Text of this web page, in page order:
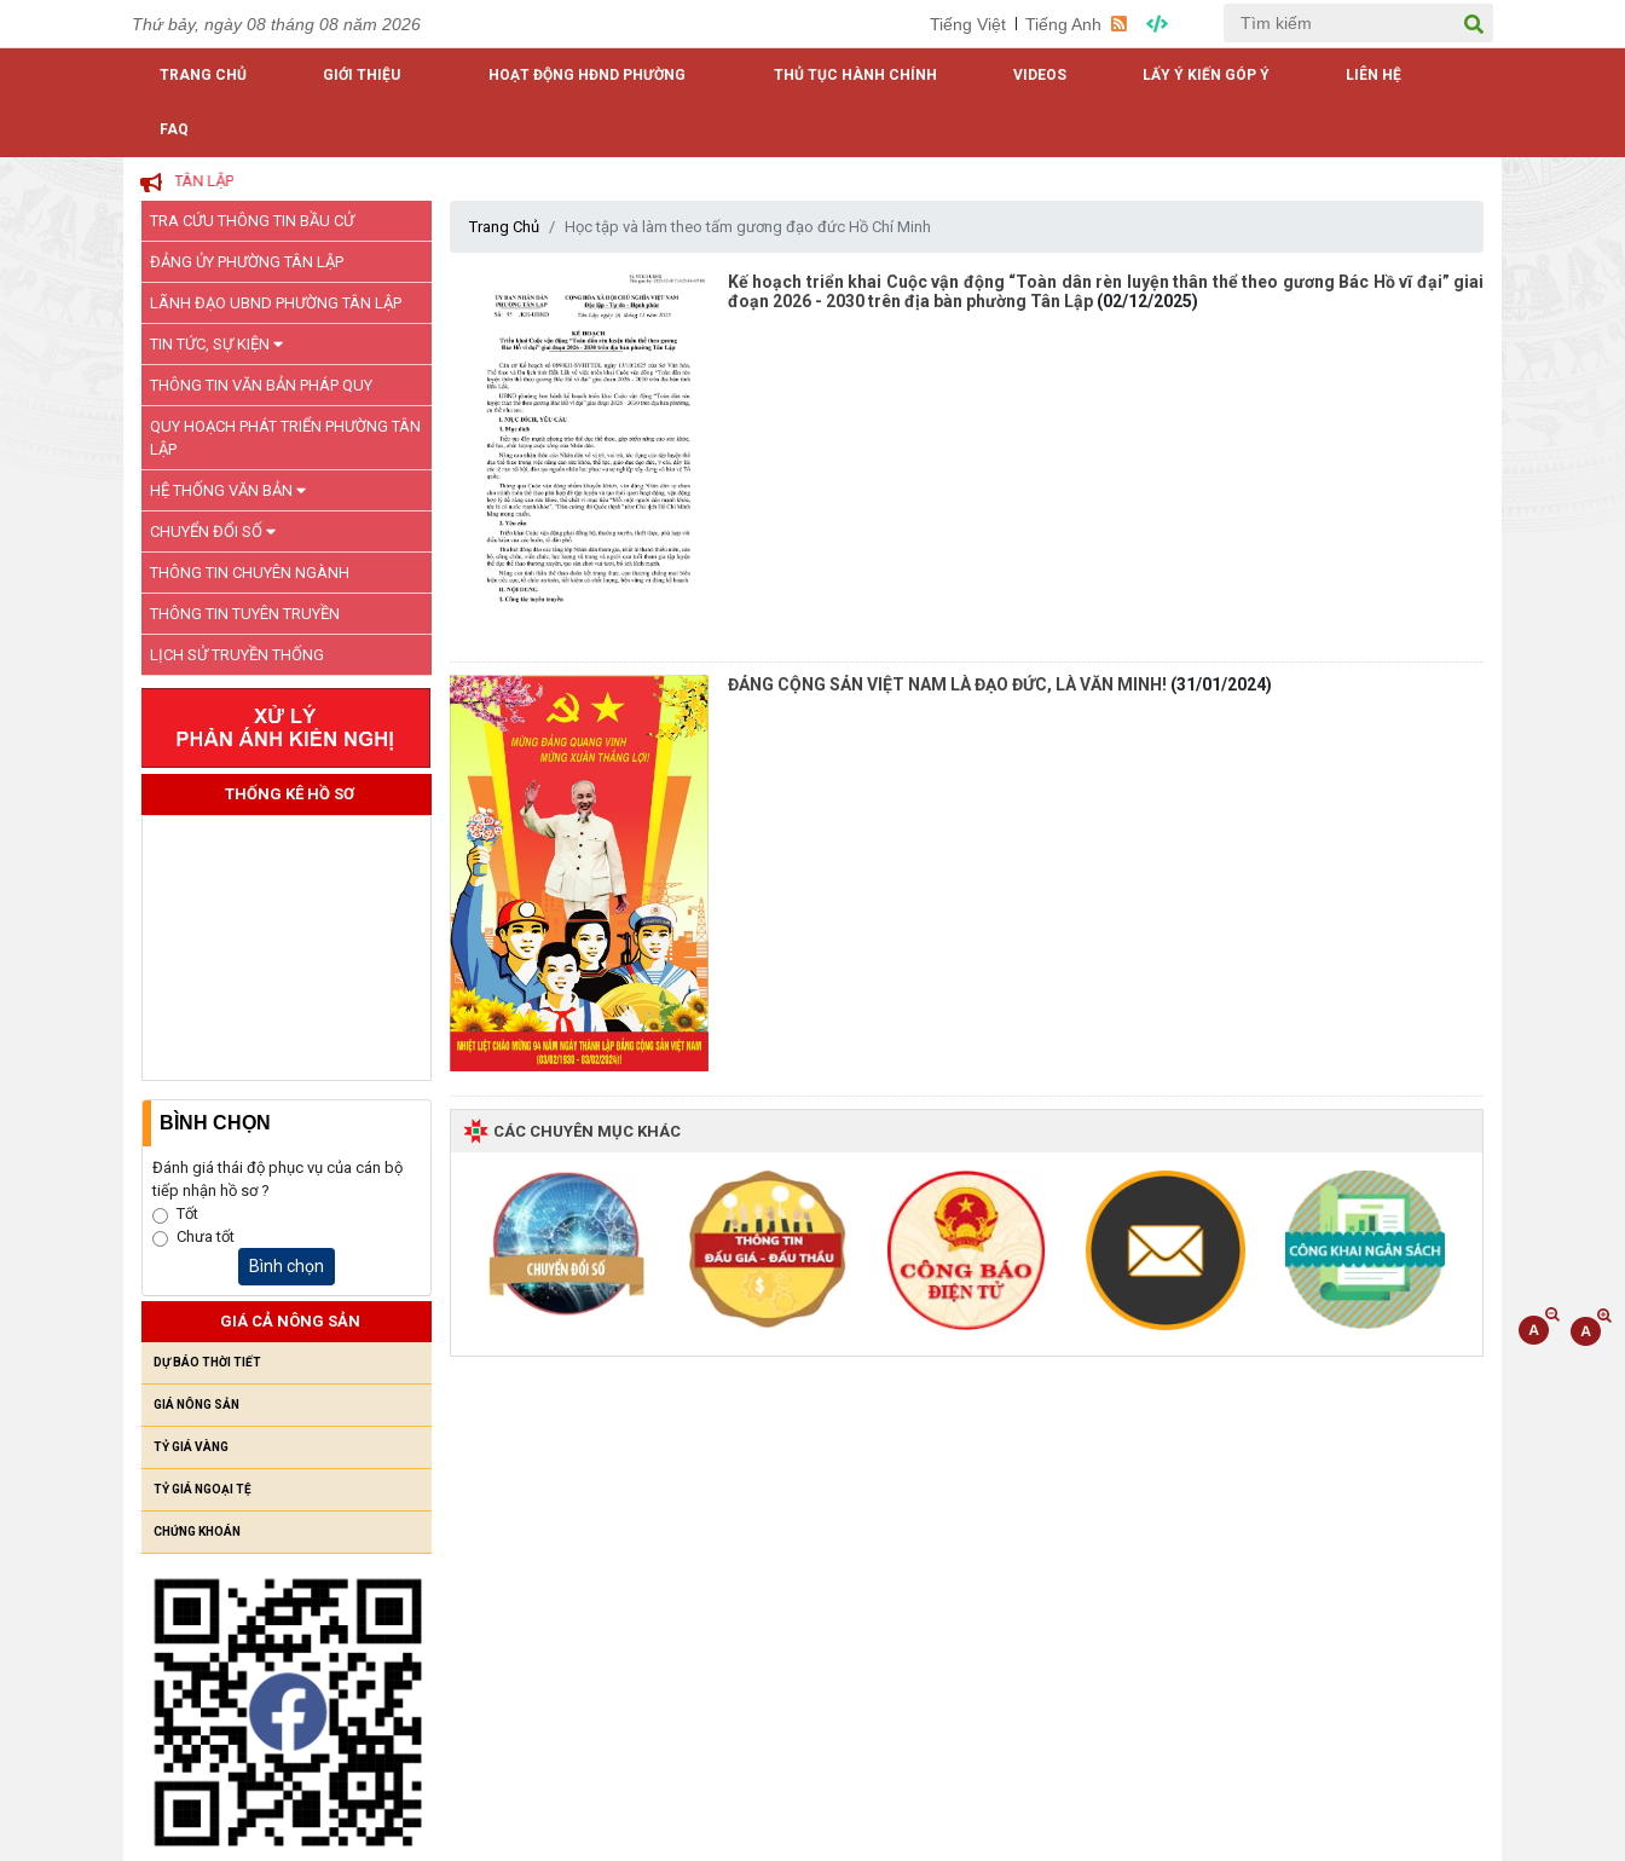
Thứ bảy, ngày 08 tháng 08 năm 2026 Tiếng Việt Tiếng Anh
TRANG CHỦ GIỚI THIỆU HOẠT ĐỘNG HĐND PHƯỜNG THỦ TỤC HÀNH CHÍNH VIDEOS LẤY Ý KIẾN GÓP Ý LIÊN HỆ
FAQ
TRA CỨU THÔNG TIN BẦU CỬ
ĐẢNG ỦY PHƯỜNG TÂN LẬP
LÃNH ĐẠO UBND PHƯỜNG TÂN LẬP
TIN TỨC, SỰ KIỆN
THÔNG TIN VĂN BẢN PHÁP QUY
QUY HOẠCH PHÁT TRIỂN PHƯỜNG TÂN
LẬP
HỆ THỐNG VĂN BẢN
CHUYỂN ĐỔI SỐ
THÔNG TIN CHUYÊN NGÀNH
THÔNG TIN TUYÊN TRUYỀN
LỊCH SỬ TRUYỀN THỐNG
THỐNG KÊ HỒ SƠ
BÌNH CHỌN
Đánh giá thái độ phục vụ của cán bộ
tiếp nhận hồ sơ ?
Tốt
Chưa tốt
Bình chọn
GIÁ CẢ NÔNG SẢN
DỰ BÁO THỜI TIẾT
GIÁ NÔNG SẢN
TỶ GIÁ VÀNG
TỶ GIÁ NGOẠI TỆ
CHỨNG KHOÁN
Trang Chủ Học tập và làm theo tấm gương đạo đức Hồ Chí Minh
Kế hoạch triển khai Cuộc vận động “Toàn dân rèn luyện thân thể theo gương Bác Hồ vĩ đại” giai
đoạn 2026 - 2030 trên địa bàn phường Tân Lập (02/12/2025)
ĐẢNG CỘNG SẢN VIỆT NAM LÀ ĐẠO ĐỨC, LÀ VĂN MINH! (31/01/2024)
CÁC CHUYÊN MỤC KHÁC